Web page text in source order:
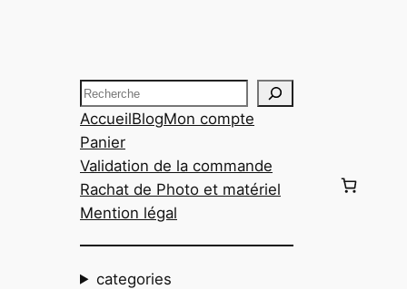
Recherche
AccueilBlogMon compte
Panier
Validation de la commande
Rachat de Photo et matériel
Mention légal
categories